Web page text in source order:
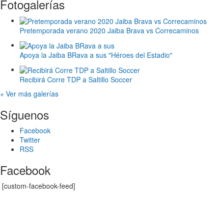
Fotogalerías
Pretemporada verano 2020 Jaiba Brava vs Correcaminos
Apoya la Jaiba BRava a sus "Héroes del Estadio"
Recibirá Corre TDP a Saltillo Soccer
+ Ver más galerías
Síguenos
Facebook
Twitter
RSS
Facebook
[custom-facebook-feed]